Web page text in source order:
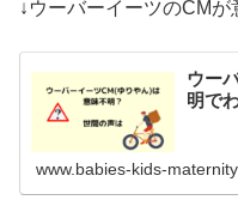
↓ウーバーイーツのCM
ウー
明で
www.babies-kids-